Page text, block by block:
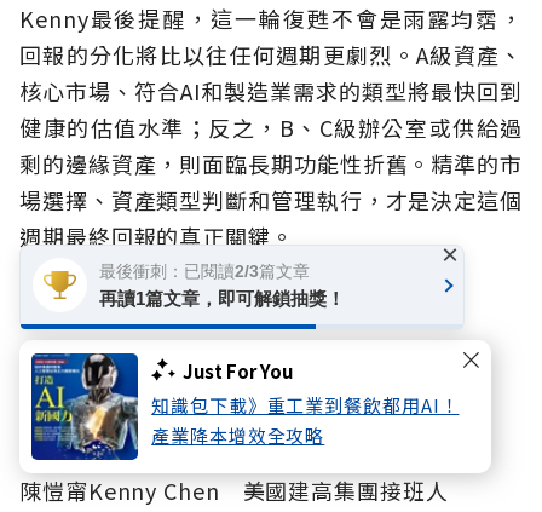
Just For You
知識包下載》重工業到餐飲都用AI！
產業降本增效全攻略
Kenny最後提醒，這一輪復甦不會是雨露均霑，
回報的分化將比以往任何週期更劇烈。A級資產、
核心市場、符合AI和製造業需求的類型將最快回到
健康的估值水準；反之，B、C級辦公室或供給過
剩的邊緣資產，則面臨長期功能性折舊。精準的市
場選擇、資產類型判斷和管理執行，才是決定這個
週期最終回報的真正關鍵。
本篇文章作者：
陳銘達Derek Chen 美國建高集團總裁
深耕房地產金融產業35餘年，
現今致力於企業永續經營與世代傳承。
陳愷甯Kenny Chen 美國建高集團接班人
最後衝刺：已閱讀2/3篇文章
再讀1篇文章，即可解鎖抽獎！
×